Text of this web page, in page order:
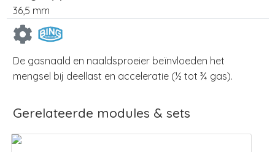
36,5 mm
De gasnaald en naaldsproeier beïnvloeden het
mengsel bij deellast en acceleratie (½ tot ¾ gas).
Gerelateerde modules & sets